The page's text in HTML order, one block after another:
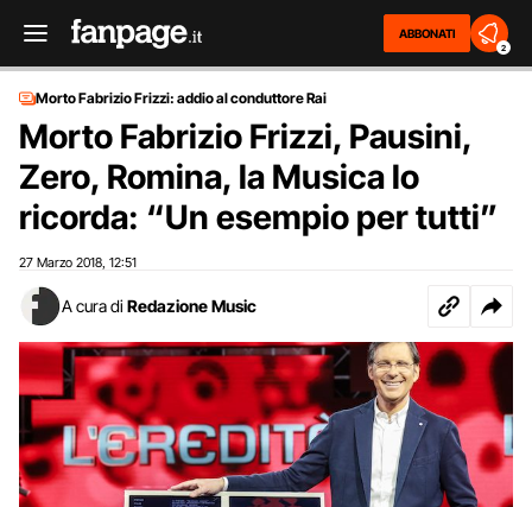
ABBONATI
2
Morto Fabrizio Frizzi: addio al conduttore Rai
Morto Fabrizio Frizzi, Pausini,
Zero, Romina, la Musica lo
ricorda: “Un esempio per tutti”
27 Marzo 2018 12:51
A cura di Redazione Music